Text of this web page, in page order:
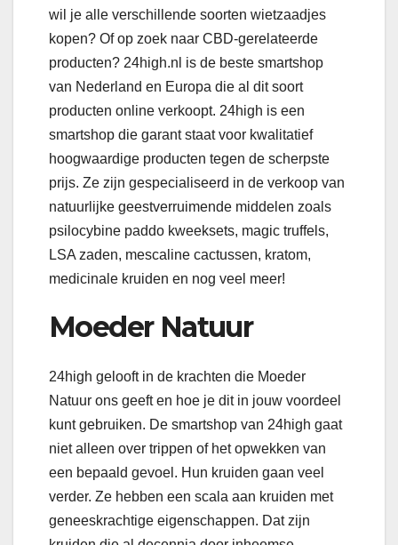
wil je alle verschillende soorten wietzaadjes
kopen? Of op zoek naar CBD-gerelateerde
producten? 24high.nl is de beste smartshop
van Nederland en Europa die al dit soort
producten online verkoopt. 24high is een
smartshop die garant staat voor kwalitatief
hoogwaardige producten tegen de scherpste
prijs. Ze zijn gespecialiseerd in de verkoop van
natuurlijke geestverruimende middelen zoals
psilocybine paddo kweeksets, magic truffels,
LSA zaden, mescaline cactussen, kratom,
medicinale kruiden en nog veel meer!
Moeder Natuur
24high gelooft in de krachten die Moeder
Natuur ons geeft en hoe je dit in jouw voordeel
kunt gebruiken. De smartshop van 24high gaat
niet alleen over trippen of het opwekken van
een bepaald gevoel. Hun kruiden gaan veel
verder. Ze hebben een scala aan kruiden met
geneeskrachtige eigenschappen. Dat zijn